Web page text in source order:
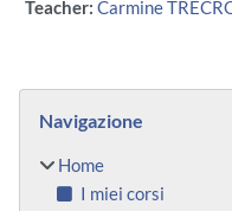
Teacher: Carmine
Blocchi
Navigazione
Home
I miei corsi